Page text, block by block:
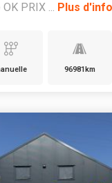
PRIX ... Plus
96981km